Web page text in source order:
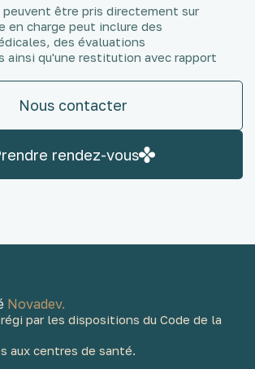
peuvent être pris directement sur
en charge peut inclure des
des évaluations
ainsi qu'une restitution avec rapport
Nous contacter
rendez-vous
Novadev.
par les dispositions du Code de la
aux centres de santé.